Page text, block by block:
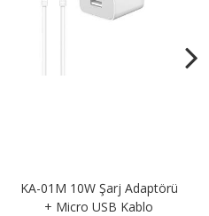
KA-01M 10W Şarj Adaptörü
+ Micro USB Kablo